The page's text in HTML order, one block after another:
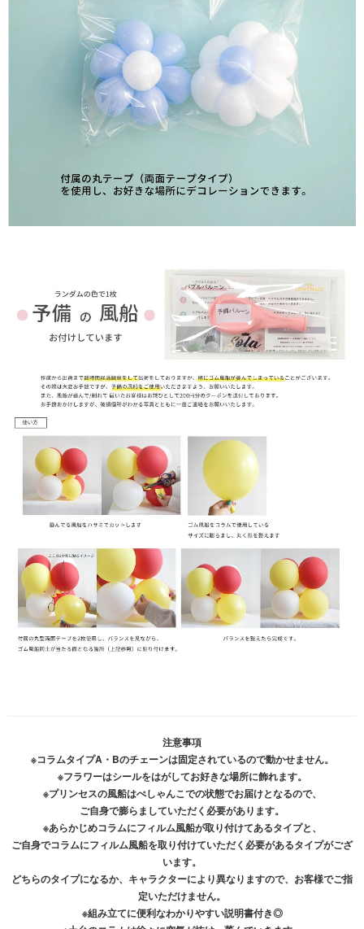
注意事項
※コラムタイプA・Bのチェーンは固定されているので動かせません。
※フラワーはシールをはがしてお好きな場所に飾れます。
※プリンセスの風船はぺしゃんこでの状態でお届けとなるので、
ご自身で膨らましていただく必要があります。
※あらかじめコラムにフィルム風船が取り付けてあるタイプと、
ご自身でコラムにフィルム風船を取り付けていただく必要があるタイプがござ
います。
どちらのタイプになるか、キャラクターにより異なりますので、お客様でご指
定いただけません。
※組み立てに便利なわかりやすい説明書付き◎